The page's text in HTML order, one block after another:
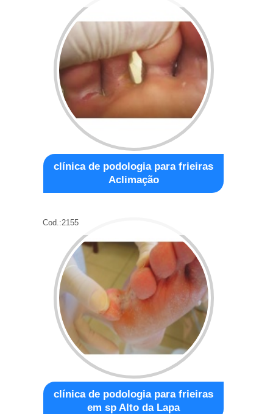
clínica de podologia para frieiras
Aclimação
Cod.:2155
clínica de podologia para frieiras
em sp Alto da Lapa